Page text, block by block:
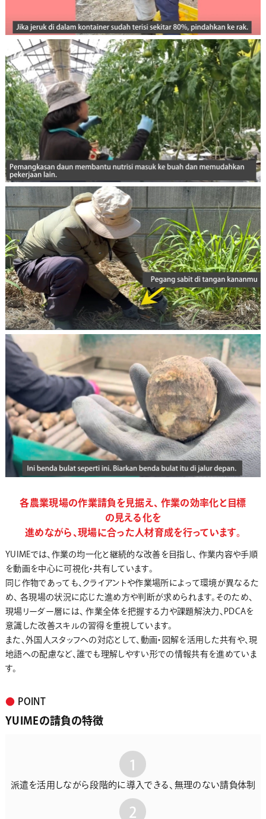
各農業現場の作業請負を見据え、 作業の効率化と目標
の見える化を
進めながら、現場に合った人材育成を行っています。
YUIMEでは、作業の均一化と継続的な改善を目指し、 作業内容や手順
を動画を中心に可視化・共有しています。
同じ作物であっても、クライアントや作業場所によって環境が異なるた
め、 各現場の状況に応じた進め方や判断が求められます。そのため、
現場リーダー層には、 作業全体を把握する力や課題解決力、PDCAを
意識した改善スキルの習得を重視しています。
また、外国人スタッフへの対応として、動画・図解を活用した共有や、現
地語への配慮など、誰でも理解しやすい形での情報共有を進めていま
す。
● POINT
YUIMEの請負の特徴
1
派遣を活用しながら段階的に導入できる、無理のない請負体制
2